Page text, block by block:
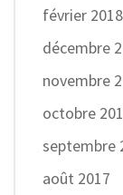
février 2018
décembre
novembre
octobre
septembre
août 2017